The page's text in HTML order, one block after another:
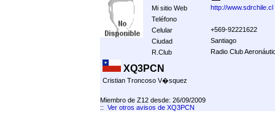
Mi sitio Web
http://www.sdrchile.cl
Teléfono
Celular
+569-92221622
Ciudad
Santiago
R.Club
Radio Club
XQ3PCN
Cristian Troncoso V�squez
Miembro de Z12 desde: 26/09/2009
:: Ver otros avisos de XQ3PCN